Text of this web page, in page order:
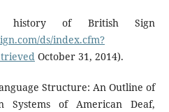
history of British Sign
ds/index.cfm?
October 31, 2014).
Structure: An Outline of
Systems of American Deaf,